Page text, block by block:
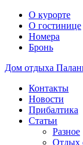
О курорте
О гостинице
Номера
Бронь
Дом отдыха
Контакты
Новости
Прибалтика
Статьи
Разное
Отдых